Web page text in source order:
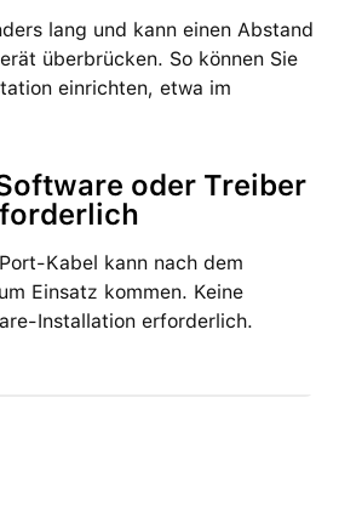
lang und kann einen Abstand
überbrücken. So können Sie
einrichten, etwa im
oder Treiber
Kabel kann nach dem
Einsatz kommen. Keine
Installation erforderlich.